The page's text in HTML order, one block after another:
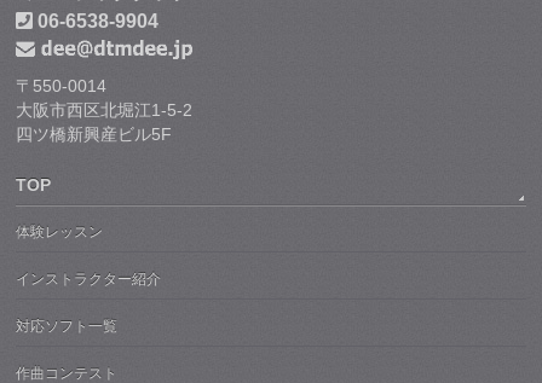
06-6538-9904
〒550-0014
大阪市西区北堀江1-5-2
四ツ橋新興産ビル5F
TOP
体験レッスン
インストラクター紹介
対応ソフト一覧
作曲コンテスト